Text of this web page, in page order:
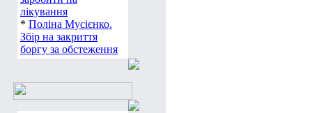
лікування
* Поліна Мусієнко.
Збір на закриття
боргу за обстеження